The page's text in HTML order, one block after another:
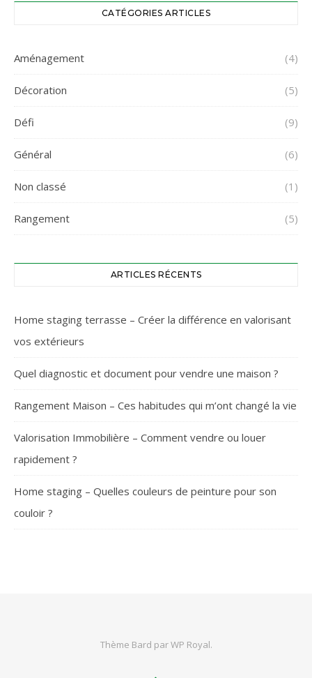
CATÉGORIES ARTICLES
Aménagement (4)
Décoration (5)
Défi (9)
Général (6)
Non classé (1)
Rangement (5)
ARTICLES RÉCENTS
Home staging terrasse – Créer la différence en valorisant
vos extérieurs
Quel diagnostic et document pour vendre une maison ?
Rangement Maison – Ces habitudes qui m’ont changé la vie
Valorisation Immobilière – Comment vendre ou louer
rapidement ?
Home staging – Quelles couleurs de peinture pour son
couloir ?
Thème Bard parWP Royal.